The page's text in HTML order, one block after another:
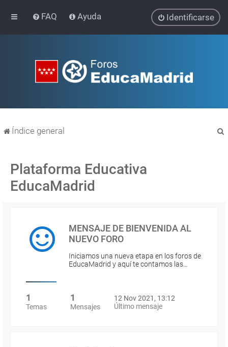
FAQ Ayuda Identificarse
Índice general
Plataforma Educativa
EducaMadrid
MENSAJE DE BIENVENIDA AL
NUEVO FORO
Iniciamos una nueva etapa en los foros de
EducaMadrid y aquí te contamos las…
1
Temas
1
Mensajes
12 Nov 2021, 13:12
Último mensaje